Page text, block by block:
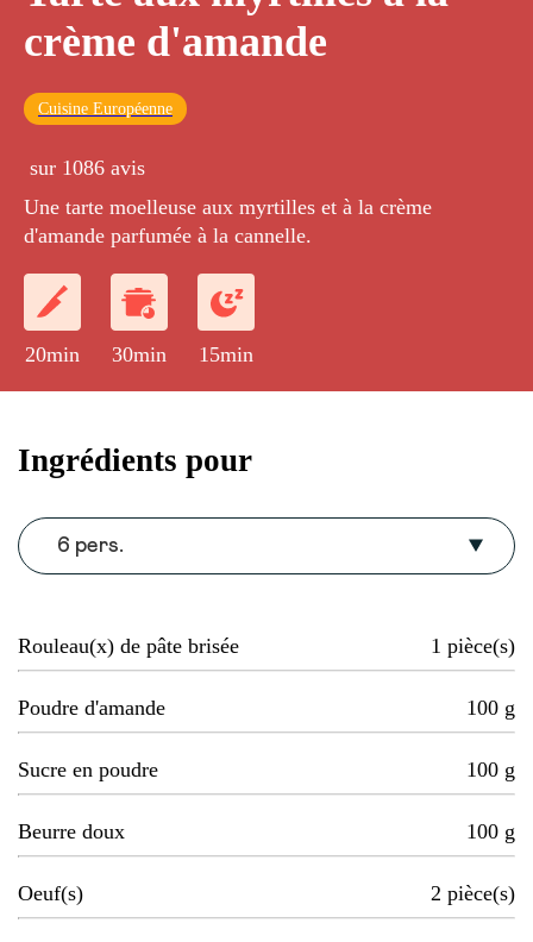
crème d'amande
Cuisine Européenne
sur 1086 avis
Une tarte moelleuse aux myrtilles et à la crème
d'amande parfumée à la cannelle.
20min 30min 15min
Ingrédients pour
6 pers.
Rouleau(x) de pâte brisée 1 pièce(s)
Poudre d'amande 100 g
Sucre en poudre 100 g
Beurre doux 100 g
Oeuf(s) 2 pièce(s)